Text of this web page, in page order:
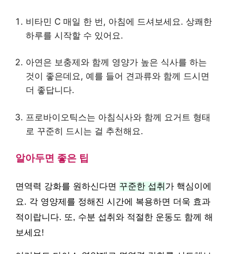
비타민 C 매일 한 번, 아침에 드셔보세요. 상쾌한
하루를 시작할 수 있어요.
아연은 보충제와 함께 영양가 높은 식사를 하는
것이 좋은데요, 예를 들어 견과류와 함께 드시면
더 좋답니다.
프로바이오틱스는 아침식사와 함께 요거트 형태
로 꾸준히 드시는 걸 추천해요.
알아두면 좋은 팁
면역력 강화를 원하신다면 꾸준한 섭취 가 핵심이에
요. 각 영양제를 정해진 시간에 복용하면 더욱 효과
적이랍니다. 또, 수분 섭취와 적절한 운동도 함께 해
보세요!